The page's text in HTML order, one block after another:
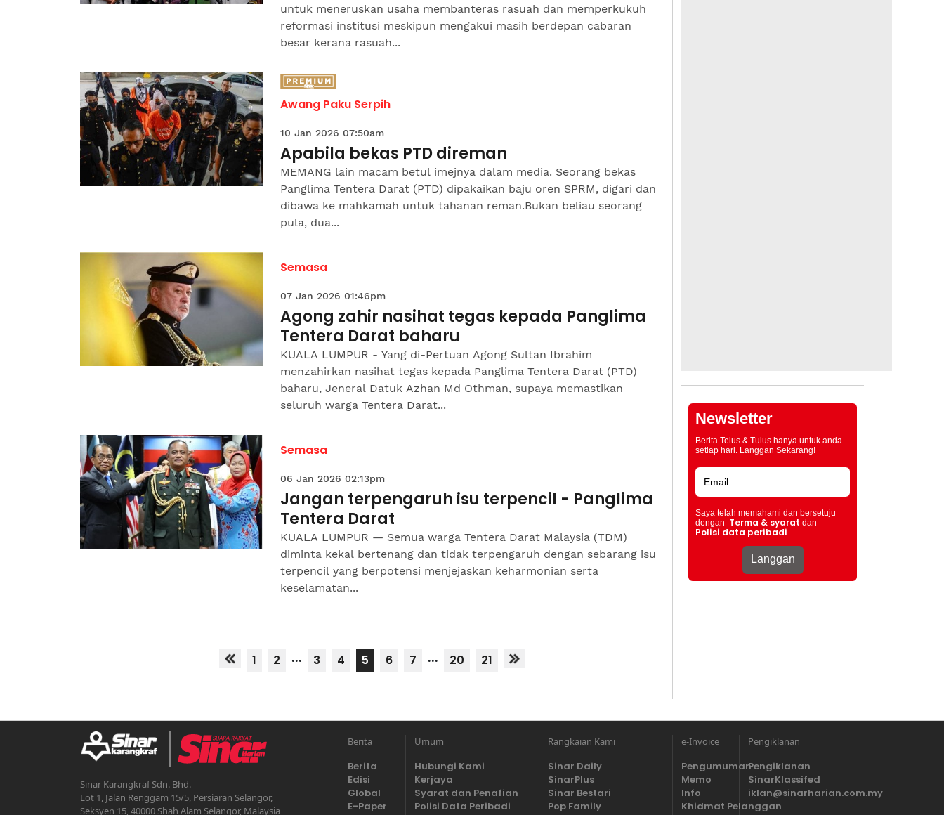
untuk meneruskan usaha membanteras rasuah dan memperkukuh
reformasi institusi meskipun mengakui masih berdepan cabaran
besar kerana rasuah...
Awang Paku Serpih
10 Jan 2026 07:50am
Apabila bekas PTD direman
MEMANG lain macam betul imejnya dalam media. Seorang bekas
Panglima Tentera Darat (PTD) dipakaikan baju oren SPRM, digari dan
dibawa ke mahkamah untuk tahanan reman.Bukan beliau seorang
pula, dua...
Semasa
07 Jan 2026 01:46pm
Agong zahir nasihat tegas kepada Panglima
Tentera Darat baharu
KUALA LUMPUR - Yang di-Pertuan Agong Sultan Ibrahim
menzahirkan nasihat tegas kepada Panglima Tentera Darat (PTD)
baharu, Jeneral Datuk Azhan Md Othman, supaya memastikan
seluruh warga Tentera Darat...
Semasa
06 Jan 2026 02:13pm
Jangan terpengaruh isu terpencil - Panglima
Tentera Darat
KUALA LUMPUR — Semua warga Tentera Darat Malaysia (TDM)
diminta kekal bertenang dan tidak terpengaruh dengan sebarang isu
terpencil yang berpotensi menjejaskan keharmonian serta
keselamatan...
1 2 ... 3 4 5 6 7 ... 20 21
Newsletter
Berita Telus & Tulus hanya untuk anda
setiap hari. Langgan Sekarang!
Saya telah memahami dan bersetuju
dengan Terma & syarat dan
Polisi data peribadi
Sinar Karangkraf Sdn. Bhd.
Lot 1, Jalan Renggam 15/5, Persiaran Selangor,
Seksyen 15, 40000 Shah Alam Selangor, Malaysia
Berita
Berita
Edisi
Global
E-Paper
Umum
Hubungi Kami
Kerjaya
Syarat dan Penafian
Polisi Data Peribadi
Rangkaian Kami
Sinar Daily
SinarPlus
Sinar Bestari
Pop Family
e-Invoice
Pengumuman
Memo
Info
Khidmat Pelanggan
Pengiklanan
Pengiklanan
SinarKlassifed
iklan@sinarharian.com.my